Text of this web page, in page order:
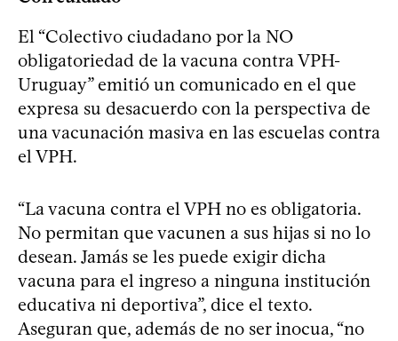
El “Colectivo ciudadano por la NO
obligatoriedad de la vacuna contra VPH-
Uruguay” emitió un comunicado en el que
expresa su desacuerdo con la perspectiva de
una vacunación masiva en las escuelas contra
el VPH.
“La vacuna contra el VPH no es obligatoria.
No permitan que vacunen a sus hijas si no lo
desean. Jamás se les puede exigir dicha
vacuna para el ingreso a ninguna institución
educativa ni deportiva”, dice el texto.
Aseguran que, además de no ser inocua, “no